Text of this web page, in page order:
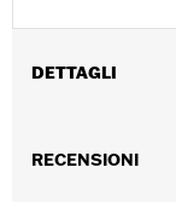
DETTAGLI
GARANZIA:
RECENSIONI